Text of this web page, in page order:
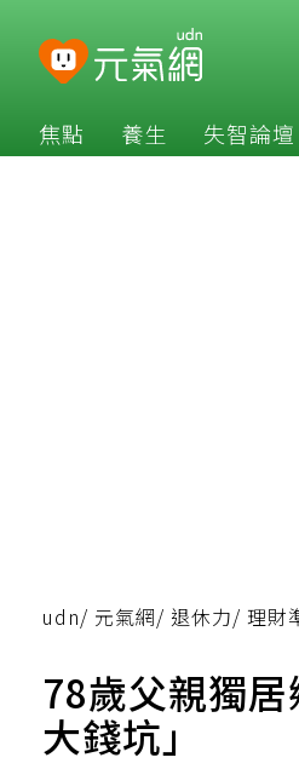
焦點 養生 失智論壇
udn/ 元氣網/ 退休力/ 理財
78歲父親獨
大錢坑」